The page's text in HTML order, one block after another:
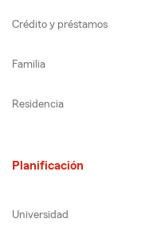
Crédito y préstamos
Familia
Residencia
Planificación
Universidad